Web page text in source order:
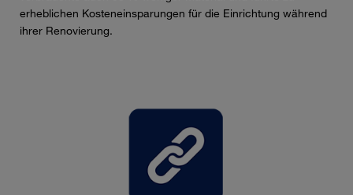
erheblichen Kosteneinsparungen für die Einrichtung während
ihrer Renovierung.